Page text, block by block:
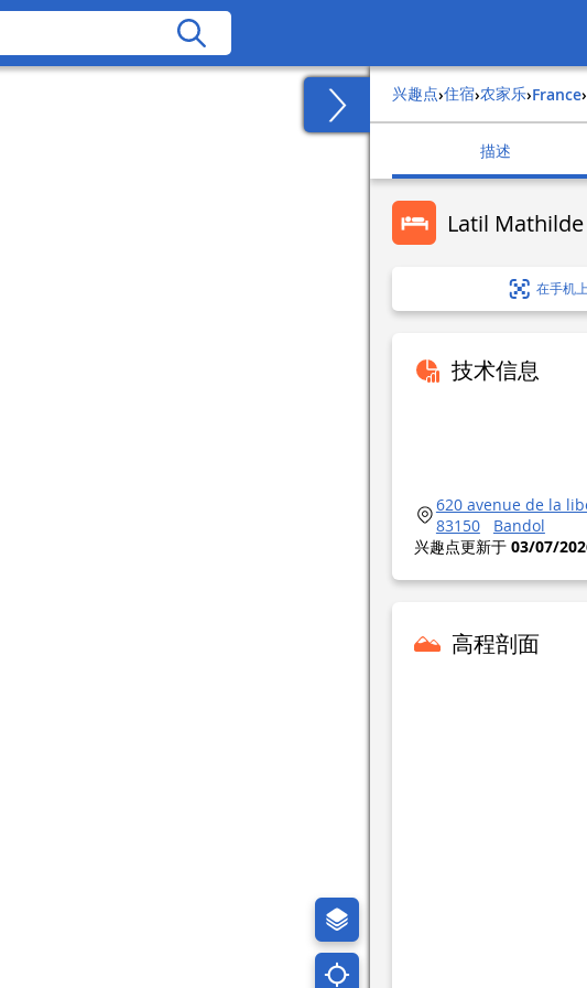
兴趣点› 住宿› 农家乐› france›
描述
Latil Mathilde
在手机
技术信息
620 avenue de la
83150
Bandol
兴趣点更新于 03/07/
高程剖面